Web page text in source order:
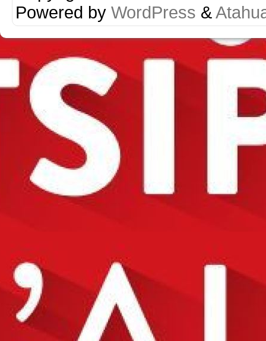
Powered by WordPress &